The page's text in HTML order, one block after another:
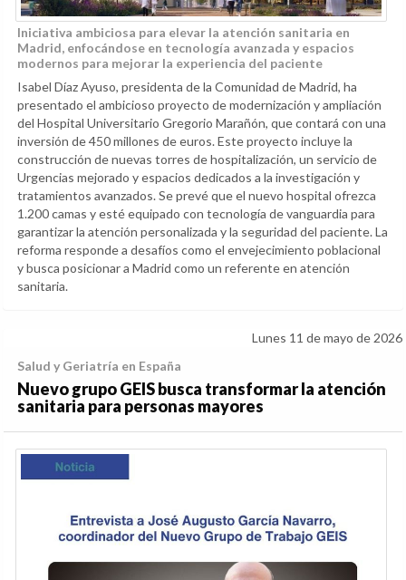
Iniciativa ambiciosa para elevar la atención sanitaria en
Madrid, enfocándose en tecnología avanzada y espacios
modernos para mejorar la experiencia del paciente
Isabel Díaz Ayuso, presidenta de la Comunidad de Madrid, ha
presentado el ambicioso proyecto de modernización y ampliación
del Hospital Universitario Gregorio Marañón, que contará con una
inversión de 450 millones de euros. Este proyecto incluye la
construcción de nuevas torres de hospitalización, un servicio de
Urgencias mejorado y espacios dedicados a la investigación y
tratamientos avanzados. Se prevé que el nuevo hospital ofrezca
1.200 camas y esté equipado con tecnología de vanguardia para
garantizar la atención personalizada y la seguridad del paciente. La
reforma responde a desafíos como el envejecimiento poblacional
y busca posicionar a Madrid como un referente en atención
sanitaria.
Lunes 11 de mayo de 2026
Salud y Geriatría en España
Nuevo grupo GEIS busca transformar la atención
sanitaria para personas mayores